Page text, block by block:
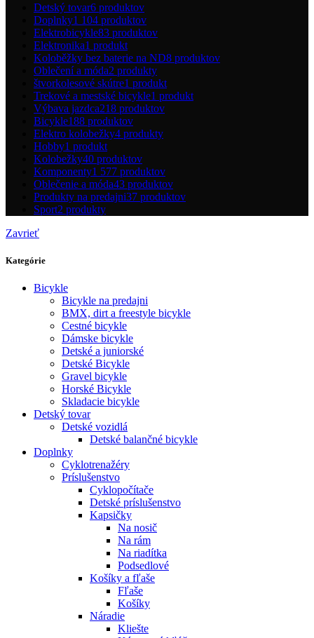
Detský tovar6 produktov
Doplnky1 104 produktov
Elektrobicykle83 produktov
Elektronika1 produkt
Koloběžky bez baterie na ND8 produktov
Oblečení a móda2 produkty
štvorkolesové skútre1 produkt
Trekové a mestské bicykle1 produkt
Výbava jazdca218 produktov
Bicykle188 produktov
Elektro kolobežky4 produkty
Hobby1 produkt
Kolobežky40 produktov
Komponenty1 577 produktov
Oblečenie a móda43 produktov
Produkty na predajni37 produktov
Sport2 produkty
Zavrieť
Kategórie
Bicykle
Bicykle na predajni
BMX, dirt a freestyle bicykle
Cestné bicykle
Dámske bicykle
Detské a juniorské
Detské Bicykle
Gravel bicykle
Horské Bicykle
Skladacie bicykle
Detský tovar
Detské vozidlá
Detské balančné bicykle
Doplnky
Cyklotrenažéry
Príslušenstvo
Cyklopočítače
Detské príslušenstvo
Kapsičky
Na nosič
Na rám
Na riadítka
Podsedlové
Košíky a fľaše
Fľaše
Košíky
Náradie
Kliešte